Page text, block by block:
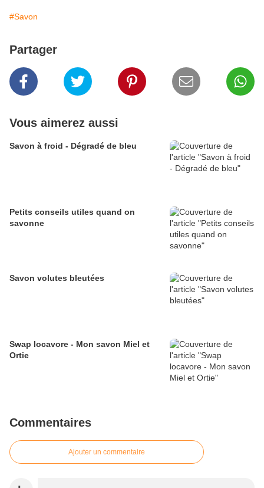
#Savon
Partager
Vous aimerez aussi
Savon à froid - Dégradé de bleu
Petits conseils utiles quand on
savonne
Savon volutes bleutées
Swap locavore - Mon savon Miel et
Ortie
Commentaires
Ajouter un commentaire